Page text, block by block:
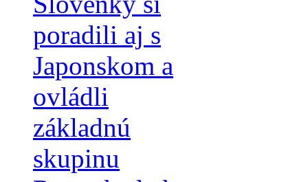
poradili aj s
Japonskom a
ovládli
základnú
skupinu